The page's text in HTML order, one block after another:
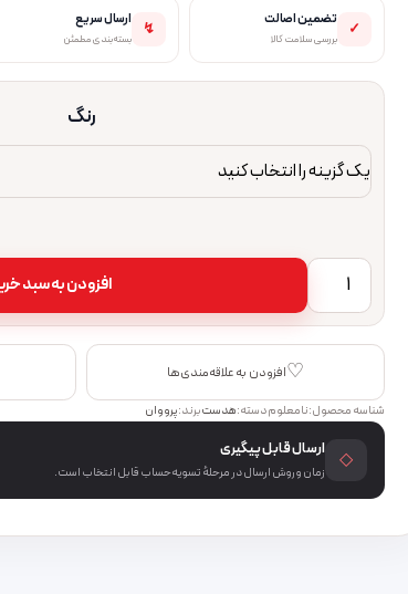
✓ تضمین اصالت
بررسی سلامت کالا
↯ ارسال سریع
بسته‌بندی مطمئن
رنگ
هدفون بلوتوثی پرووان مدل PHB3560 عدد افزودن به سبد
♡افزودن به علاقه‌مندی‌ها
شناسه محصول:نامعلومدسته:هدستبرند:پرووان
◇ ارسال قابل پیگیری
زمان و روش ارسال در مرحلهٔ تسویه‌حساب قابل انتخاب است.